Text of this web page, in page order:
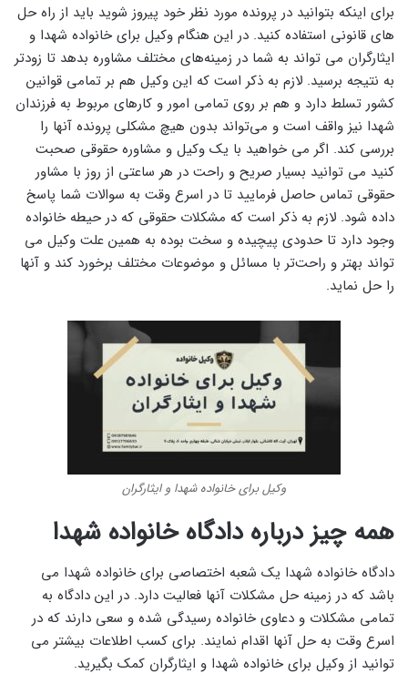
برای اینکه بتوانید در پرونده مورد نظر خود پیروز شوید باید از راه‌ حل‌
های قانونی استفاده کنید. در این هنگام وکیل برای خانواده شهدا و
ایثارگران می ‌تواند به شما در زمینه‌های مختلف مشاوره بدهد تا زودتر
به نتیجه برسید. لازم به ذکر است که این وکیل هم بر تمامی قوانین
کشور تسلط دارد و هم بر روی تمامی امور و کارهای مربوط به فرزندان
شهدا نیز واقف است و می‌تواند بدون هیچ مشکلی پرونده آنها را
بررسی کند. اگر می‌ خواهید با یک وکیل و مشاوره حقوقی صحبت
کنید می ‌توانید بسیار صریح و راحت در هر ساعتی از روز با مشاور
حقوقی تماس حاصل فرمایید تا در اسرع وقت به سوالات شما پاسخ
داده شود. لازم به ذکر است که مشکلات حقوقی که در حیطه خانواده
وجود دارد تا حدودی پیچیده و سخت بوده به همین علت وکیل می
‌تواند بهتر و راحت‌تر با مسائل و موضوعات مختلف برخورد کند و آنها
را حل نماید.
وکیل برای خانواده شهدا و ایثارگران
همه چیز درباره دادگاه خانواده شهدا
دادگاه خانواده شهدا یک شعبه اختصاصی‌ برای خانواده شهدا می
‌باشد که در زمینه حل مشکلات آنها فعالیت دارد. در این دادگاه به
تمامی مشکلات و دعاوی خانواده رسیدگی شده و سعی دارند که در
اسرع وقت به حل آنها اقدام نمایند. برای کسب اطلاعات بیشتر می
توانید از وکیل برای خانواده شهدا و ایثارگران کمک بگیرید.